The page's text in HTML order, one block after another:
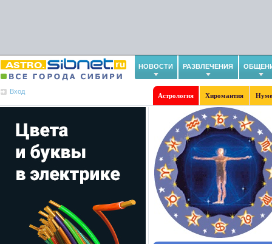
НОВОСТИ РАЗВЛЕЧЕНИЯ
Вход
Астрология Хиромантия